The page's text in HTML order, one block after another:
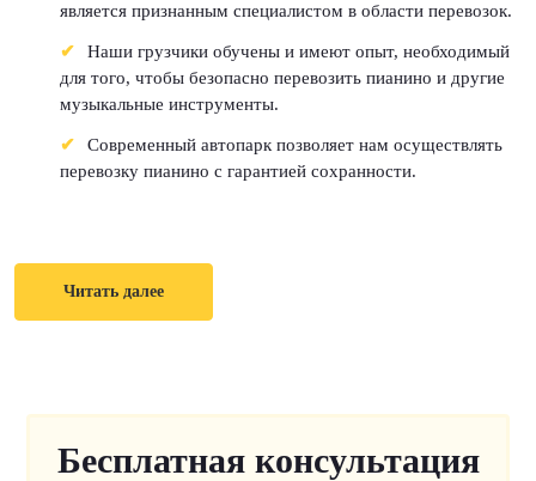
является признанным специалистом в области перевозок.
Наши грузчики обучены и имеют опыт, необходимый
для того, чтобы безопасно перевозить пианино и другие
музыкальные инструменты.
Современный автопарк позволяет нам осуществлять
перевозку пианино с гарантией сохранности.
Читать далее
Бесплатная консультация